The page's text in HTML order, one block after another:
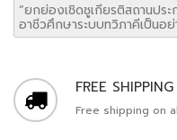
“ยกย่องเชิดชูเกียรติสถานปร
อาชีวศึกษาระบบทวิภาคีเป็นอย่
FREE SHIPPING
Free shipping on